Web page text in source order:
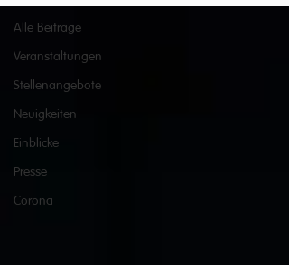
Alle Beiträge
Veranstaltungen
Stellenangebote
Neuigkeiten
Einblicke
Presse
Corona